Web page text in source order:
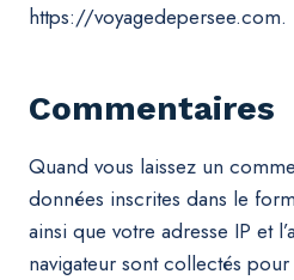
https://voyagedepersee.com.
Commentaires
Quand vous laissez un
données inscrites dans le
ainsi que votre adresse IP et
navigateur sont collectés